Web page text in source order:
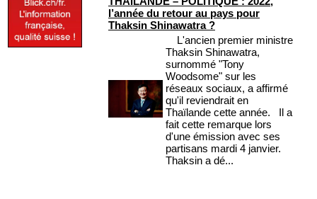
l’année du retour au pays pour
Thaksin Shinawatra ?
L'ancien premier ministre
Thaksin Shinawatra,
surnommé "Tony
Woodsome" sur les
réseaux sociaux, a affirmé
qu'il reviendrait en
Thaïlande cette année. Il a
fait cette remarque lors
d'une émission avec ses
partisans mardi 4 janvier.
Thaksin a dé...